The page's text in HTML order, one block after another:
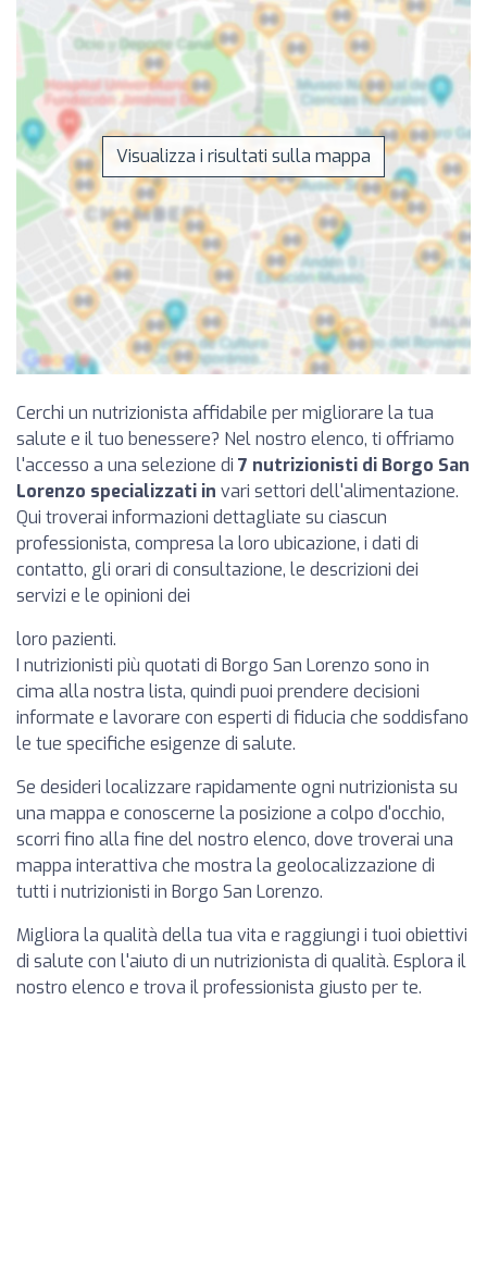
Visualizza i risultati sulla mappa
Cerchi un nutrizionista affidabile per migliorare la tua
salute e il tuo benessere? Nel nostro elenco, ti offriamo
l'accesso a una selezione di 7 nutrizionisti di Borgo San
Lorenzo specializzati in vari settori dell'alimentazione.
Qui troverai informazioni dettagliate su ciascun
professionista, compresa la loro ubicazione, i dati di
contatto, gli orari di consultazione, le descrizioni dei
servizi e le opinioni dei
loro pazienti.
I nutrizionisti più quotati di Borgo San Lorenzo sono in
cima alla nostra lista, quindi puoi prendere decisioni
informate e lavorare con esperti di fiducia che soddisfano
le tue specifiche esigenze di salute.
Se desideri localizzare rapidamente ogni nutrizionista su
una mappa e conoscerne la posizione a colpo d'occhio,
scorri fino alla fine del nostro elenco, dove troverai una
mappa interattiva che mostra la geolocalizzazione di
tutti i nutrizionisti in Borgo San Lorenzo.
Migliora la qualità della tua vita e raggiungi i tuoi obiettivi
di salute con l'aiuto di un nutrizionista di qualità. Esplora il
nostro elenco e trova il professionista giusto per te.